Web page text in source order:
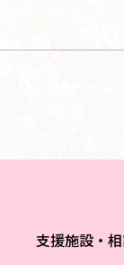
支援施設・